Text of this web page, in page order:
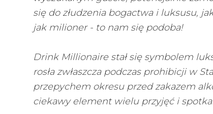
się do złudzenia bogactwa i luksusu,
jak milioner - to nam się podoba!
Drink Millionaire stał się symbolem
rosła zwłaszcza podczas prohibicji w
przepychem okresu przed zakazem
ciekawy element wielu przyjęć i